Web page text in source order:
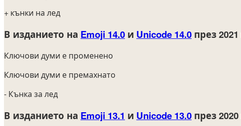
+ кънки на лед
В изданието на Emoji 14.0 и Unicode 14.0 през 2021
Ключови думи е променено
Ключови думи е премахнато
- Кънка за лед
В изданието на Emoji 13.1 и Unicode 13.0 през 2020